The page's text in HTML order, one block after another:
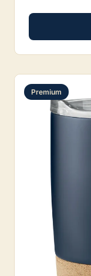
Premium